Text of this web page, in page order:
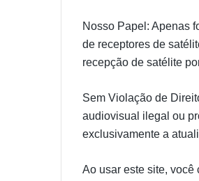
Nosso Papel: Apenas
de receptores de
recepção de satélite
Sem Violação de
audiovisual ilegal ou
exclusivamente a
Ao usar este site,